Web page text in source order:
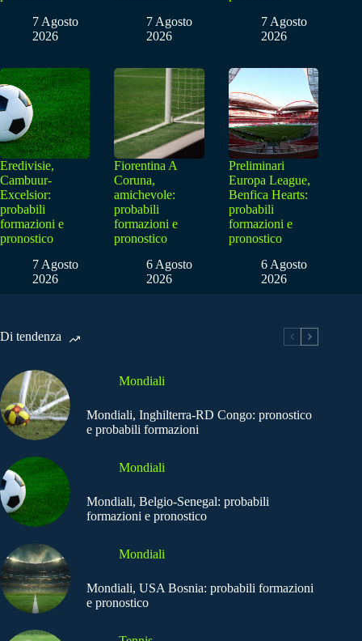
7 Agosto
2026
7 Agosto
2026
7 Agosto
2026
Eredivisie,
Cambuur-
Excelsior:
probabili
formazioni e
pronostico
7 Agosto
2026
Fiorentina A
Coruna,
amichevole:
probabili
formazioni e
pronostico
6 Agosto
2026
Preliminari
Europa League,
Benfica Hearts:
probabili
formazioni e
pronostico
6 Agosto
2026
Di tendenza
Mondiali
Mondiali, Inghilterra-RD Congo: pronostico
e probabili formazioni
Mondiali
Mondiali, Belgio-Senegal: probabili
formazioni e pronostico
Mondiali
Mondiali, USA Bosnia: probabili formazioni
e pronostico